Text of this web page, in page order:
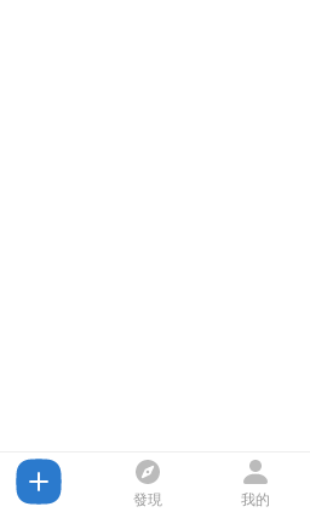
發現 我的